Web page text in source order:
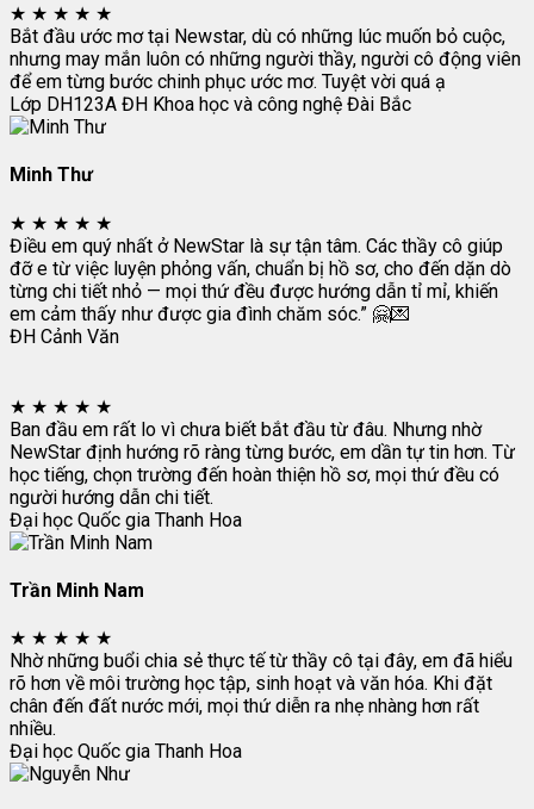
★ ★ ★ ★ ★
Bắt đầu ước mơ tại Newstar, dù có những lúc muốn bỏ cuộc,
nhưng may mắn luôn có những người thầy, người cô động viên
để em từng bước chinh phục ước mơ. Tuyệt vời quá ạ
Lớp DH123A ĐH Khoa học và công nghệ Đài Bắc
Minh Thư
★ ★ ★ ★ ★
Điều em quý nhất ở NewStar là sự tận tâm. Các thầy cô giúp
đỡ e từ việc luyện phỏng vấn, chuẩn bị hồ sơ, cho đến dặn dò
từng chi tiết nhỏ — mọi thứ đều được hướng dẫn tỉ mỉ, khiến
em cảm thấy như được gia đình chăm sóc.” 🤗💌
ĐH Cảnh Văn
★ ★ ★ ★ ★
Ban đầu em rất lo vì chưa biết bắt đầu từ đâu. Nhưng nhờ
NewStar định hướng rõ ràng từng bước, em dần tự tin hơn. Từ
học tiếng, chọn trường đến hoàn thiện hồ sơ, mọi thứ đều có
người hướng dẫn chi tiết.
Đại học Quốc gia Thanh Hoa
Trần Minh Nam
★ ★ ★ ★ ★
Nhờ những buổi chia sẻ thực tế từ thầy cô tại đây, em đã hiểu
rõ hơn về môi trường học tập, sinh hoạt và văn hóa. Khi đặt
chân đến đất nước mới, mọi thứ diễn ra nhẹ nhàng hơn rất
nhiều.
Đại học Quốc gia Thanh Hoa